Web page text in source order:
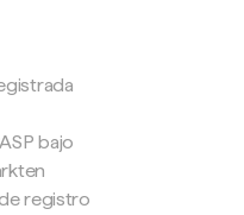
bajo
registro